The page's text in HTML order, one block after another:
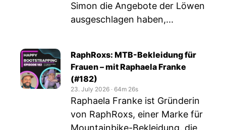
Simon die Angebote der Löwen
ausgeschlagen haben,...
RaphRoxs: MTB-Bekleidung für
Frauen – mit Raphaela Franke
(#182)
23. July 2026 ‧ 64m 26s
Raphaela Franke ist Gründerin
von RaphRoxs, einer Marke für
Mountainbike-Bekleidung, die